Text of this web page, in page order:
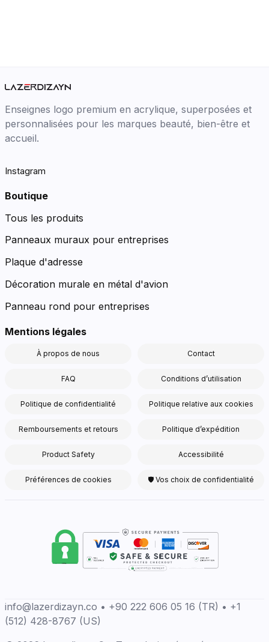
Enseignes logo premium en acrylique, superposées et
personnalisées pour les marques beauté, bien-être et
accueil.
Instagram
Boutique
Tous les produits
Panneaux muraux pour entreprises
Plaque d'adresse
Décoration murale en métal d'avion
Panneau rond pour entreprises
Mentions légales
À propos de nous Contact
FAQ Conditions d’utilisation
Politique de confidentialité Politique relative aux cookies
Remboursements et retours Politique d’expédition
Product Safety Accessibilité
Préférences de cookies 🛡 Vos choix de confidentialité
info@lazerdizayn.co • +90 222 606 05 16 (TR) • +1
(512) 428-8767 (US)